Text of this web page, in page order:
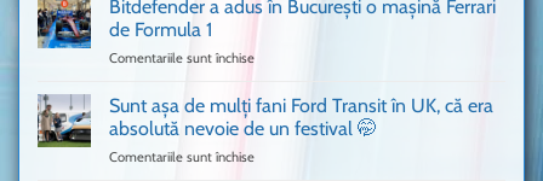
cum
văzut
Bitdefender a adus în București o mașină Ferrari
de Formula 1
Comentariile sunt închise
a
în
Sunt așa de mulți fani Ford Transit în UK, că era
absolută nevoie de un festival 🤭
Comentariile sunt închise